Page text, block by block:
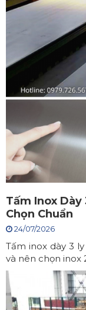
Tấm Inox Dày
Chọn Chuẩn
24/07/2026
Tấm inox dày 3
và nên chọn inox